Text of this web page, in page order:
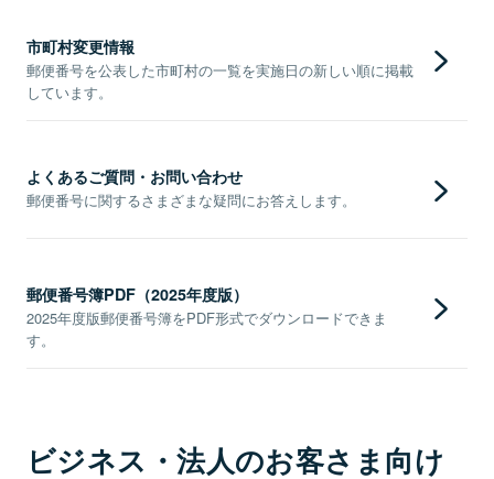
市町村変更情報
郵便番号を公表した市町村の一覧を実施日の新しい順に掲載
しています。
よくあるご質問・お問い合わせ
郵便番号に関するさまざまな疑問にお答えします。
郵便番号簿PDF（2025年度版）
2025年度版郵便番号簿をPDF形式でダウンロードできま
す。
ビジネス・法人のお客さま向け